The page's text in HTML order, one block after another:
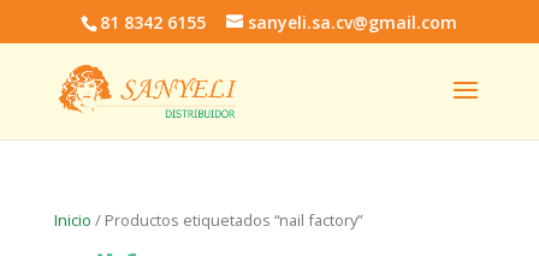
81 8342 6155 sanyeli.sa.cv@gmail.com
Inicio / Productos etiquetados “nail factory”